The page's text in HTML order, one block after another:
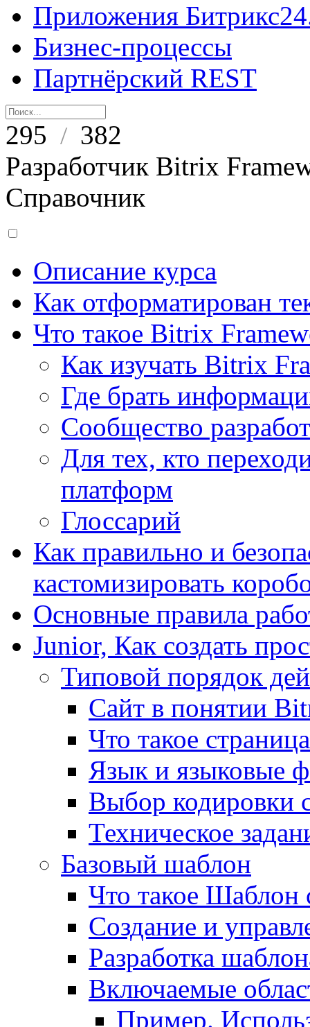
Приложения
Бизнес-процессы
Партнёрский REST
295 / 382
Разработчик Bitrix
Справочник
Описание курса
Как отформатирован
Что такое Bitrix
Как изучать Bitrix
Где брать
Сообщество
Для тех, кто
платформ
Глоссарий
Как правильно и
кастомизировать
Основные правила
Junior, Как создать
Типовой порядок
Сайт в понятии
Что такое страница
Язык и языковые
Выбор кодировки
Техническое
Базовый шаблон
Что такое Шаблон
Создание и
Разработка
Включаемые
Пример.